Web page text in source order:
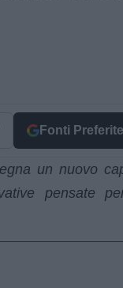
Fonti Preferite
un nuovo
pensate